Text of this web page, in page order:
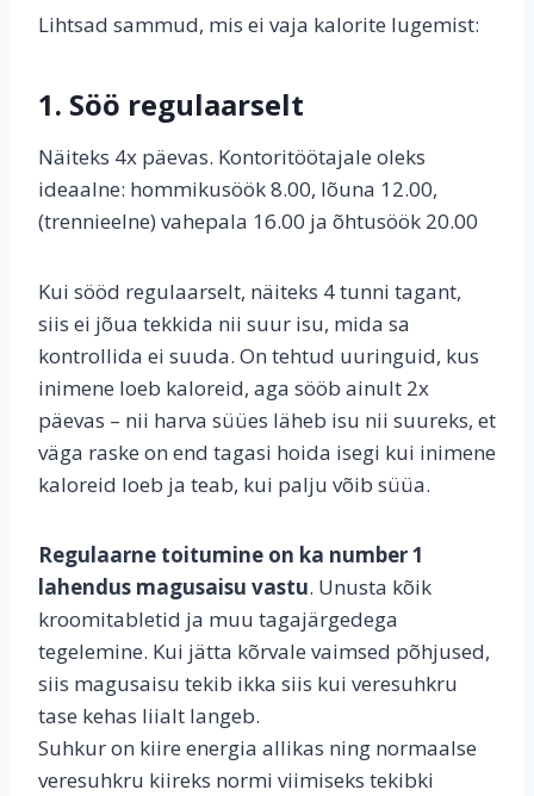
Lihtsad sammud, mis ei vaja kalorite lugemist:
1. Söö regulaarselt
Näiteks 4x päevas. Kontoritöötajale oleks
ideaalne: hommikusöök 8.00, lõuna 12.00,
(trennieelne) vahepala 16.00 ja õhtusöök 20.00
Kui sööd regulaarselt, näiteks 4 tunni tagant,
siis ei jõua tekkida nii suur isu, mida sa
kontrollida ei suuda. On tehtud uuringuid, kus
inimene loeb kaloreid, aga sööb ainult 2x
päevas – nii harva süües läheb isu nii suureks, et
väga raske on end tagasi hoida isegi kui inimene
kaloreid loeb ja teab, kui palju võib süüa.
Regulaarne toitumine on ka number 1
lahendus magusaisu vastu. Unusta kõik
kroomitabletid ja muu tagajärgedega
tegelemine. Kui jätta kõrvale vaimsed põhjused,
siis magusaisu tekib ikka siis kui veresuhkru
tase kehas liialt langeb.
Suhkur on kiire energia allikas ning normaalse
veresuhkru kiireks normi viimiseks tekibki